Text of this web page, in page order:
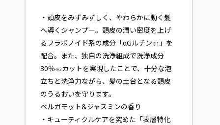
・頭皮をみずみずしく、やわらかに動く髪
へ導くシャンプー。頭皮の潤い密度を上げ
るフラボノイド系の成分「αGルチン※1 」を
配合。また、独自の洗浄組成で洗浄成分
30％※2カットを実現したことで、十分な泡
立ちと洗浄力ながら、髪の土台となる頭皮
のうるおいを守ります。
ベルガモット&ジャスミンの香り
・キューティクルケアを究めた「表層特化